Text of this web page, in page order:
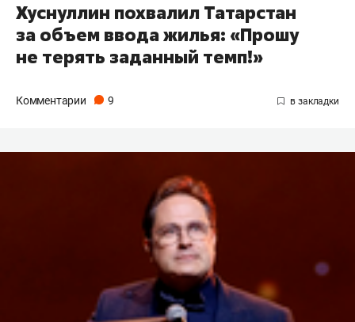
Хуснуллин похвалил Татарстан
за объем ввода жилья: «Прошу
не терять заданный темп!»
Комментарии 9